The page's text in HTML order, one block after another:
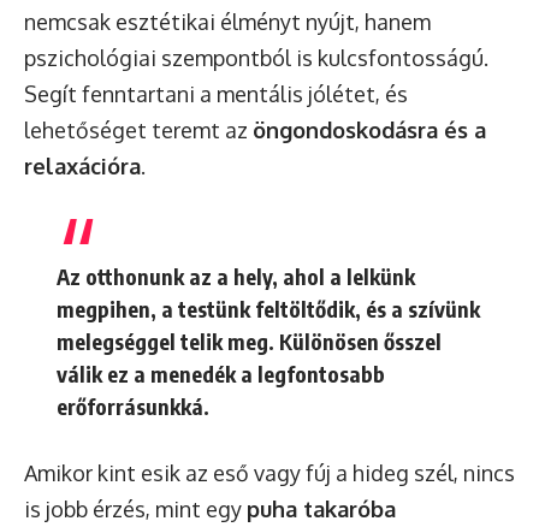
nemcsak esztétikai élményt nyújt, hanem
pszichológiai szempontból is kulcsfontosságú.
Segít fenntartani a mentális jólétet, és
lehetőséget teremt az öngondoskodásra és a
relaxációra.
Az otthonunk az a hely, ahol a lelkünk
megpihen, a testünk feltöltődik, és a szívünk
melegséggel telik meg. Különösen ősszel
válik ez a menedék a legfontosabb
erőforrásunkká.
Amikor kint esik az eső vagy fúj a hideg szél, nincs
is jobb érzés, mint egy puha takaróba